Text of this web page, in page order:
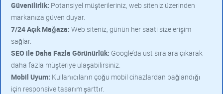
Güvenilirlik: Potansiyel müşterileriniz, web siteniz üzerinden
markanıza güven duyar.
7/24 Açık Mağaza: Web siteniz, günün her saati size erişim
sağlar.
SEO ile Daha Fazla Görünürlük: Google’da üst sıralara çıkarak
daha fazla müşteriye ulaşabilirsiniz.
Mobil Uyum: Kullanıcıların çoğu mobil cihazlardan bağlandığı
için responsive tasarım şarttır.